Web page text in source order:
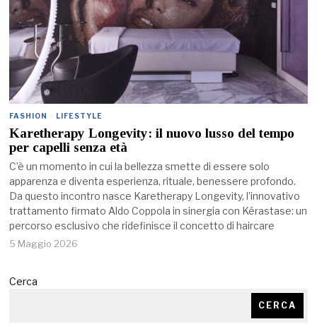
FASHION · LIFESTYLE
Karetherapy Longevity: il nuovo lusso del tempo
per capelli senza età
C’è un momento in cui la bellezza smette di essere solo
apparenza e diventa esperienza, rituale, benessere profondo.
Da questo incontro nasce Karetherapy Longevity, l’innovativo
trattamento firmato Aldo Coppola in sinergia con Kérastase: un
percorso esclusivo che ridefinisce il concetto di haircare
5 Maggio 2026
Cerca
CERCA